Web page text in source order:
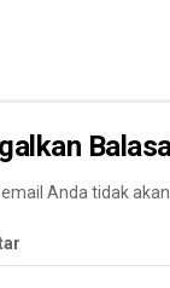
Anda tidak